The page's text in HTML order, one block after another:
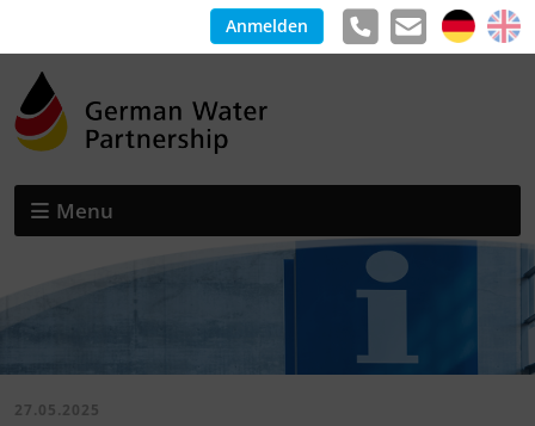
Anmelden
Menu
27.05.2025